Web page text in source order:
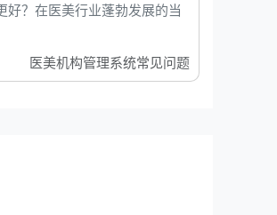
？在医美行业蓬勃发展的当
医美机构管理系统常见问题